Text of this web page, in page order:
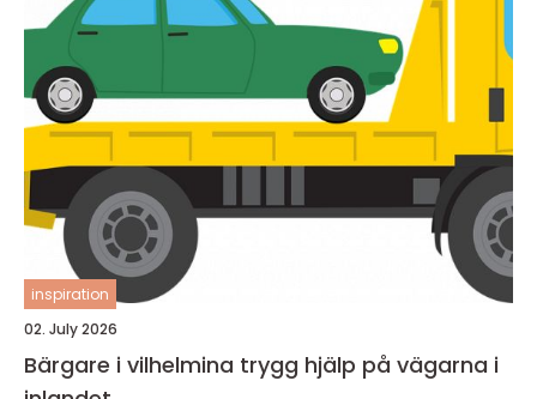
inspiration
02. July 2026
Bärgare i vilhelmina trygg hjälp på vägarna i